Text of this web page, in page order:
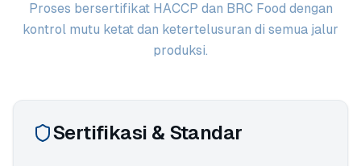
Proses bersertifikat HACCP dan BRC Food dengan
kontrol mutu ketat dan ketertelusuran di semua jalur
produksi.
Sertifikasi & Standar